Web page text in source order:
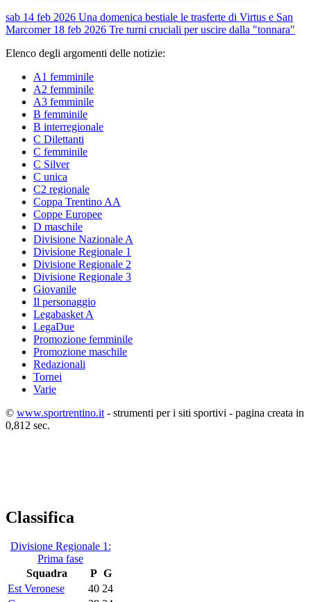
sab 14 feb 2026 Una domenica bestiale le trasferte di Virtus e San
Marcomer 18 feb 2026 Tre turni cruciali per uscire dalla "tonnara"
Elenco degli argomenti delle notizie:
A1 femminile
A2 femminile
A3 femminile
B femminile
B interregionale
C Dilettanti
C femminile
C Silver
C unica
C2 regionale
Coppa Trentino AA
Coppe Europee
D maschile
Divisione Nazionale A
Divisione Regionale 1
Divisione Regionale 2
Divisione Regionale 3
Giovanile
Il personaggio
Legabasket A
LegaDue
Promozione femminile
Promozione maschile
Redazionali
Tornei
Varie
© www.sportrentino.it - strumenti per i siti sportivi - pagina creata in
0,812 sec.
Classifica
Divisione Regionale 1:
Prima fase
Squadra
P G
Est Veronese
40 24